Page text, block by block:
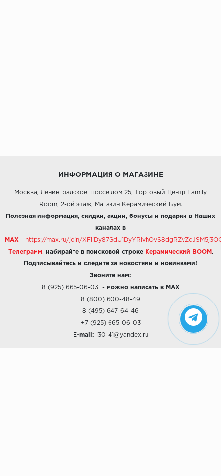
ИНФОРМАЦИЯ О МАГАЗИНЕ
Москва, Ленинградское шоссе дом 25, Торговый Центр Family
Room, 2-ой этаж, Магазин Керамический Бум.
Полезная информация, скидки, акции, бонусы и подарки в Наших
каналах в
MAX - https://max.ru/join/
Телеграмм набирайте в поисковой строке Керамический BOOM .
Подписывайтесь и следите за новостями и новинками!
Звоните нам:
8 (925) 665-06-03- можно написать в MAX
8 (800) 600-48-49
8 (495) 647-64-46
+7 (925) 665-06-03
E-mail: i30-41@yandex.ru